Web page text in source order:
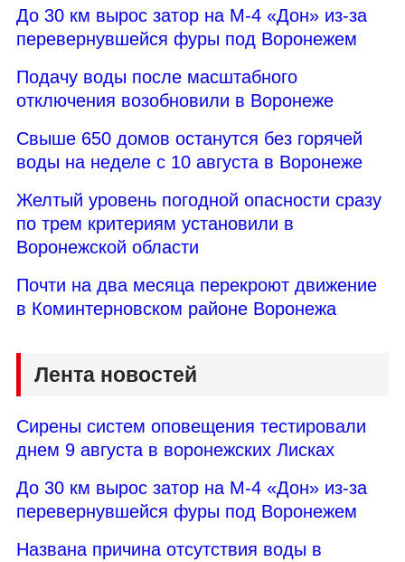
До 30 км вырос затор на М-4 «Дон» из-за
перевернувшейся фуры под Воронежем
Подачу воды после масштабного
отключения возобновили в Воронеже
Свыше 650 домов останутся без горячей
воды на неделе с 10 августа в Воронеже
Желтый уровень погодной опасности сразу
по трем критериям установили в
Воронежской области
Почти на два месяца перекроют движение
в Коминтерновском районе Воронежа
Лента новостей
Сирены систем оповещения тестировали
днем 9 августа в воронежских Лисках
До 30 км вырос затор на М-4 «Дон» из-за
перевернувшейся фуры под Воронежем
Названа причина отсутствия воды в